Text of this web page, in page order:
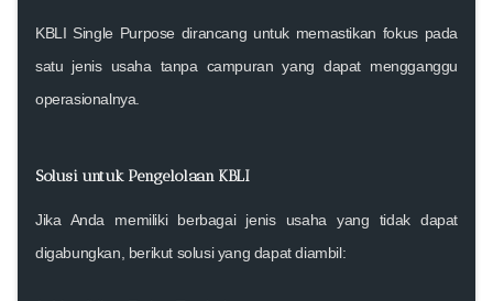
KBLI Single Purpose dirancang untuk memastikan fokus pada
satu jenis usaha tanpa campuran yang dapat mengganggu
operasionalnya.
Solusi untuk Pengelolaan KBLI
Jika Anda memiliki berbagai jenis usaha yang tidak dapat
digabungkan, berikut solusi yang dapat diambil: